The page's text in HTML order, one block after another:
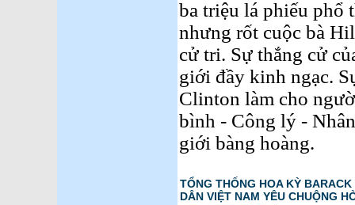
ba triệu lá phiếu phổ
nhưng rốt cuộc bà
cử tri. Sự thắng cử
giới đầy kinh ngạc.
Clinton làm cho
bình - Công lý -
giới bàng hoàng.
TỔNG THỐNG HOA KỲ
DÂN VIỆT NAM YÊU CHUỘNG